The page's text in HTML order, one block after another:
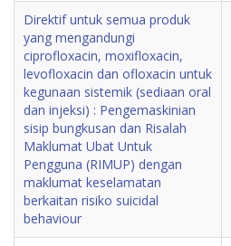
Direktif untuk semua produk
yang mengandungi
ciprofloxacin, moxifloxacin,
levofloxacin dan ofloxacin untuk
kegunaan sistemik (sediaan oral
dan injeksi) : Pengemaskinian
sisip bungkusan dan Risalah
Maklumat Ubat Untuk
Pengguna (RIMUP) dengan
maklumat keselamatan
berkaitan risiko suicidal
behaviour